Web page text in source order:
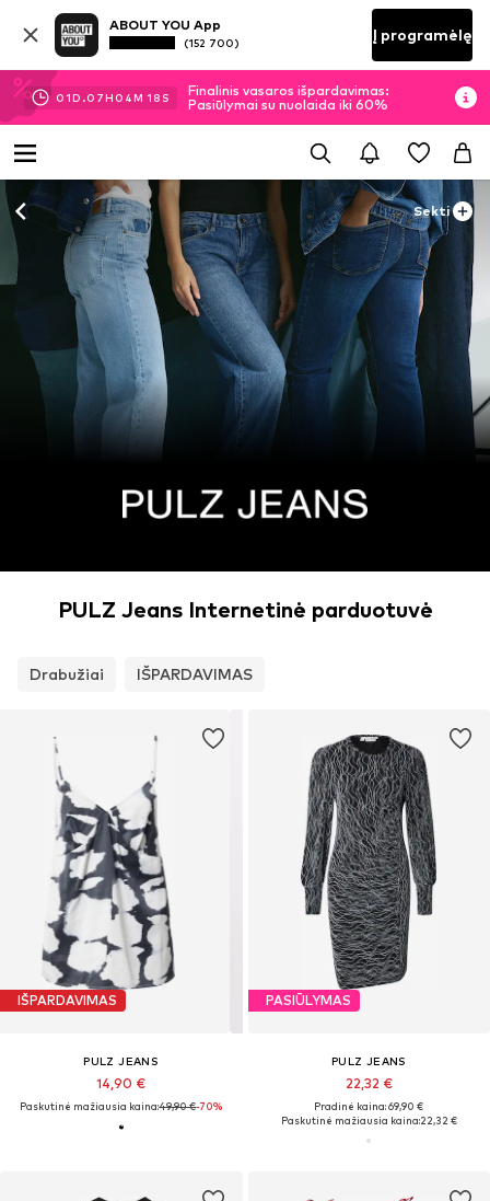
ABOUT YOU App
(152 700) Į programėlę
01D.07H 04M 17 S
Finalinis vasaros išpardavimas:
Pasiūlymai su nuolaida iki 60%
Sekti
PULZ Jeans Internetinė parduotuvė
Drabužiai IŠPARDAVIMAS
IŠPARDAVIMAS
PULZ JEANS
14,90 €
Paskutinė mažiausia kaina:49,90 €-70%
PASIŪLYMAS
PULZ JEANS
22,32 €
Pradinė kaina: 69,90 €
Paskutinė mažiausia kaina:22,32 €